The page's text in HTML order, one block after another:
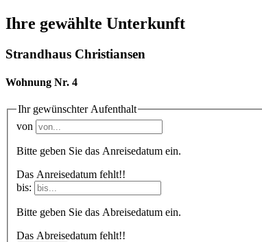
Ihre gewählte Unterkunft
Strandhaus Christiansen
Wohnung Nr. 4
Ihr gewünschter Aufenthalt
von
Bitte geben Sie das Anreisedatum ein.
Das Anreisedatum fehlt!!
bis:
Bitte geben Sie das Abreisedatum ein.
Das Abreisedatum fehlt!!